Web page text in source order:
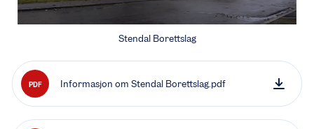
Stendal Borettslag
PDF Informasjon om Stendal Borettslag.pdf